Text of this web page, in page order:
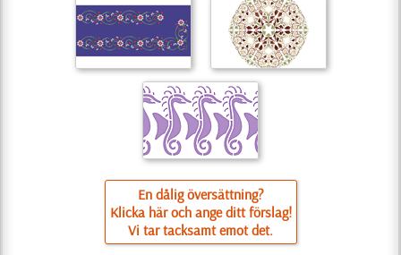
En dålig översättning?
Klicka här och ange ditt förslag!
Vi tar tacksamt emot det.